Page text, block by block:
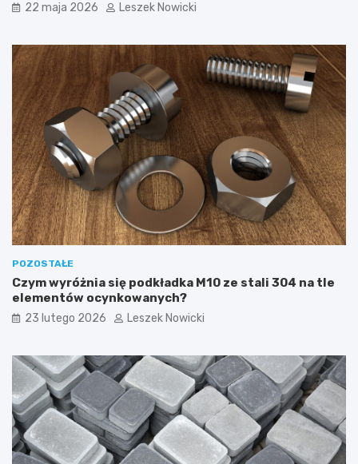
22 maja 2026 Leszek Nowicki
POZOSTAŁE
Czym wyróżnia się podkładka M10 ze stali 304 na tle
elementów ocynkowanych?
23 lutego 2026 Leszek Nowicki